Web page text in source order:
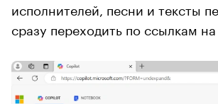
исполнителей, песни и тексты
сразу переходить по ссылкам